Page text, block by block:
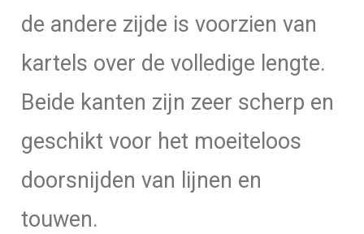
de andere zijde is voorzien van
kartels over de volledige lengte.
Beide kanten zijn zeer scherp en
geschikt voor het moeiteloos
doorsnijden van lijnen en
touwen.